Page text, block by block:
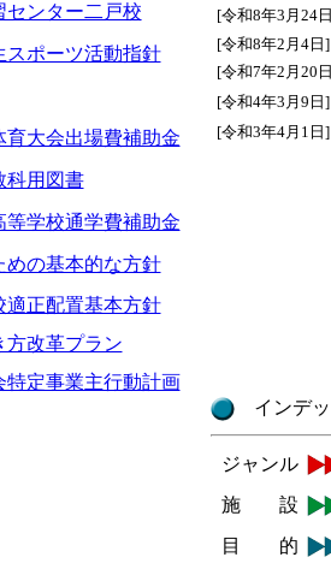
センター二戸校
スポーツ活動指針
大会出場費補助金
科用図書
等学校通学費補助金
めの基本的な方針
適正配置基本方針
方改革プラン
特定事業主行動計画
[令和8年3月24
[令和8年2月4日]
[令和7年2月20
[令和4年3月9日]
[令和3年4月1日]
インデッ
ジャンル
施 設
目 的